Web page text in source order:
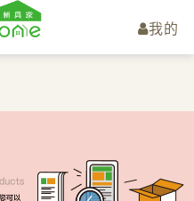
我的